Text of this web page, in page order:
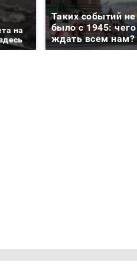
на
Таких событий не
было с 1945: чего
ждать всем нам?